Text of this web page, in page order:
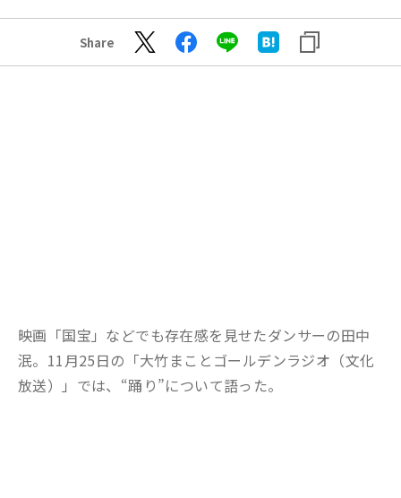
Share
映画「国宝」などでも存在感を見せたダンサーの田中
泯。 11月25日の 「大竹まことゴールデンラジオ（文化
放送）」 では、 “踊り”について語った。